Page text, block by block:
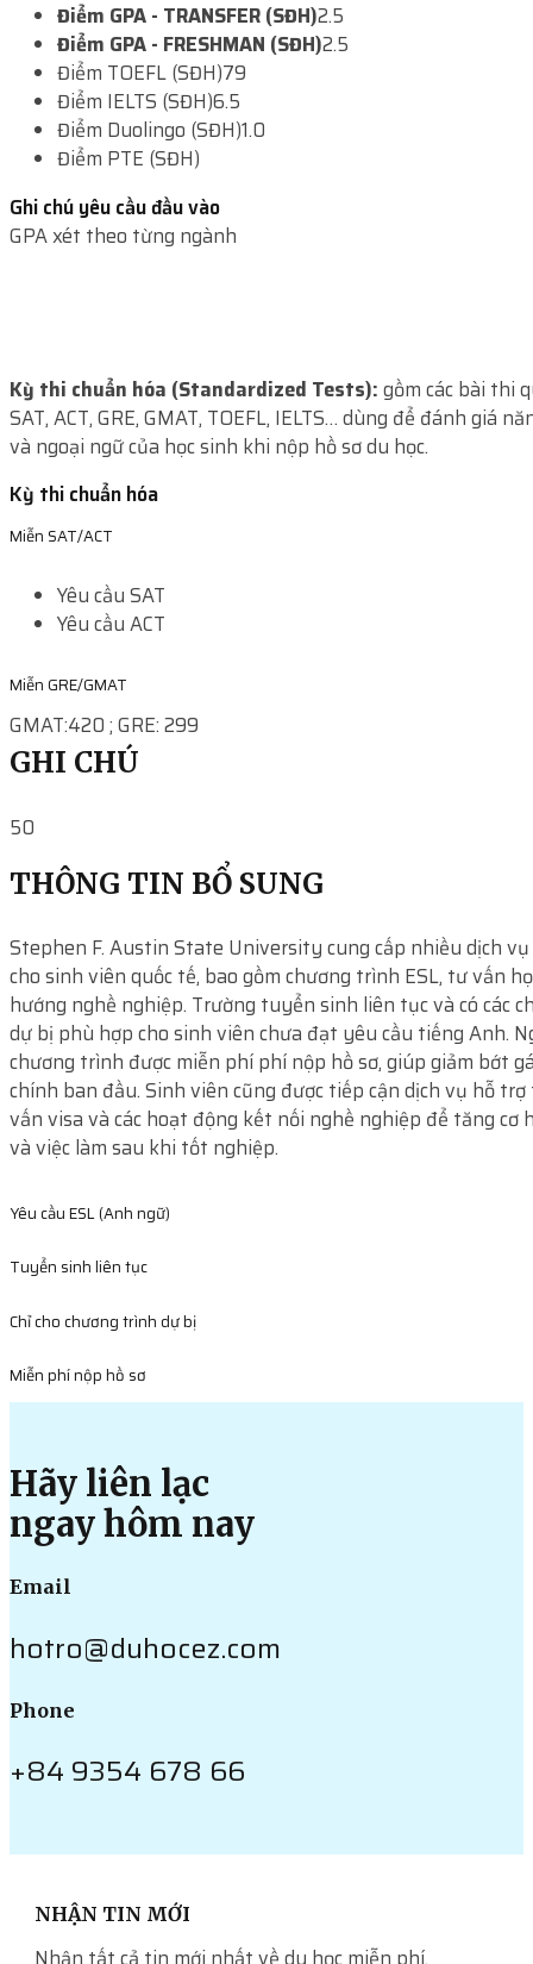
Kỳ thi chuẩn hóa (Standardized Tests): gồm các bài thi
SAT, ACT, GRE, GMAT, TOEFL, IELTS… dùng để đánh giá
và ngoại ngữ của học sinh khi nộp hồ sơ du học.
Kỳ thi chuẩn hóa
Miễn SAT/ACT
Yêu cầu SAT
Yêu cầu ACT
Miễn GRE/GMAT
GMAT:420 ; GRE: 299
Điểm GPA - TRANSFER (SĐH)2.5
Điểm GPA - FRESHMAN (SĐH)2.5
Điểm TOEFL (SĐH)79
Điểm IELTS (SĐH)6.5
Điểm Duolingo (SĐH)1.0
Điểm PTE (SĐH)
Ghi chú yêu cầu đầu vào
GPA xét theo từng ngành
THÔNG TIN BỔ SUNG
Stephen F. Austin State University cung cấp nhiều dịch
cho sinh viên quốc tế, bao gồm chương trình ESL, tư vấn
hướng nghề nghiệp. Trường tuyển sinh liên tục và có các
dự bị phù hợp cho sinh viên chưa đạt yêu cầu tiếng Anh.
chương trình được miễn phí phí nộp hồ sơ, giúp giảm bớt
chính ban đầu. Sinh viên cũng được tiếp cận dịch vụ hỗ
vấn visa và các hoạt động kết nối nghề nghiệp để tăng cơ
và việc làm sau khi tốt nghiệp.
Yêu cầu ESL (Anh ngữ)
Tuyển sinh liên tục
Chỉ cho chương trình dự bị
Miễn phí nộp hồ sơ
GHI CHÚ
50
Hãy liên lạc
ngay hôm nay
Email
hotro@duhocez.com
Phone
+84 9354 678 66
NHẬN TIN MỚI